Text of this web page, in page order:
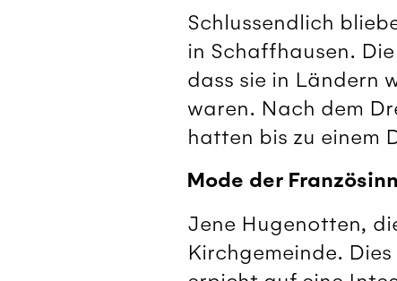
Schlussendlich
in Schaffhausen.
dass sie in Ländern
waren. Nach dem
hatten bis zu einem
Mode der
Jene Hugenotten,
Kirchgemeinde.